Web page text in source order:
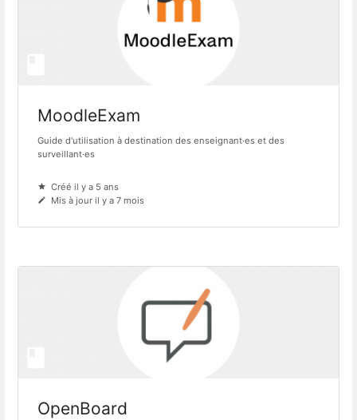
MoodleExam
Guide d'utilisation à destination des enseignant·es et des
surveillant·es
Créé il y a 5 ans
Mis à jour il y a 7 mois
OpenBoard